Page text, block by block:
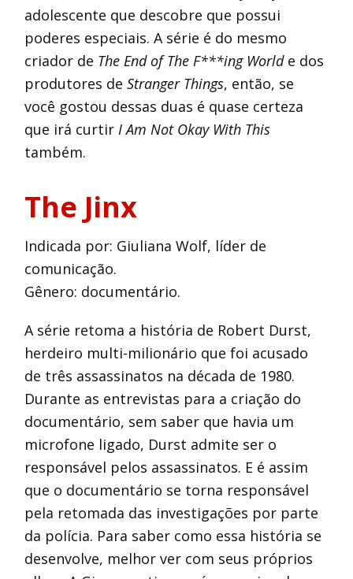
adolescente que descobre que possui
poderes especiais. A série é do mesmo
criador de The End of The F***ing Worlde dos
produtores de Stranger Things, então, se
você gostou dessas duas é quase certeza
que irá curtirI Am Not Okay With This
também.
The Jinx
Indicada por: Giuliana Wolf, líder de
comunicação.
Gênero: documentário.
A série retoma a história de Robert Durst,
herdeiro multi-milionário que foi acusado
de três assassinatos na década de 1980.
Durante as entrevistas para a criação do
documentário, sem saber que havia um
microfone ligado, Durst admite ser o
responsável pelos assassinatos. E é assim
que o documentário se torna responsável
pela retomada das investigações por parte
da polícia. Para saber como essa história se
desenvolve, melhor ver com seus próprios